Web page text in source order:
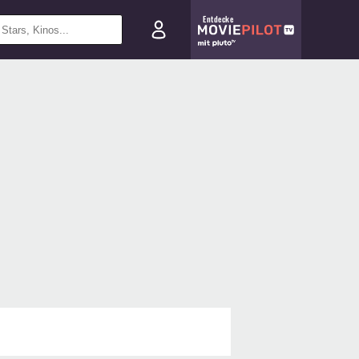
Entdecke